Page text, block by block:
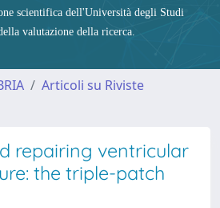
scientifica dell'Università degli Studi
valutazione della ricerca.
Articoli su Riviste
repairing ventricular
the triple-patch